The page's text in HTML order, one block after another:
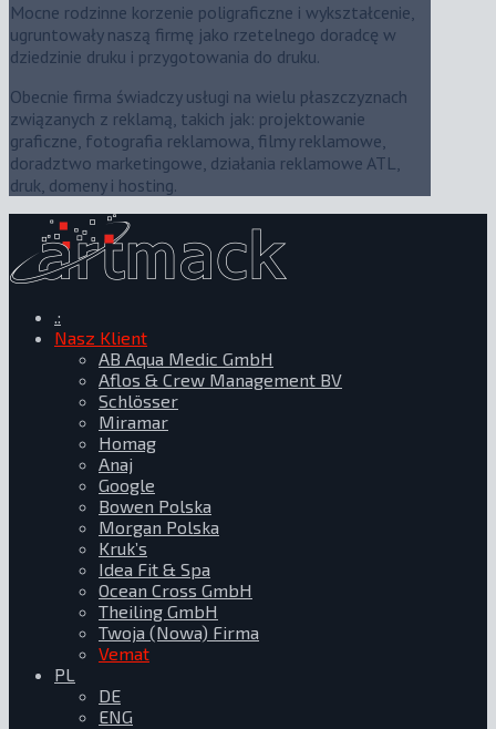
Mocne rodzinne korzenie poligraficzne i wykształcenie,
ugruntowały naszą firmę jako rzetelnego doradcę w
dziedzinie druku i przygotowania do druku.
Obecnie firma świadczy usługi na wielu płaszczyznach
związanych z reklamą, takich jak: projektowanie
graficzne, fotografia reklamowa, filmy reklamowe,
doradztwo marketingowe, działania reklamowe ATL,
druk, domeny i hosting.
.:
Nasz Klient
AB Aqua Medic GmbH
Aflos & Crew Management BV
Schlösser
Miramar
Homag
Anaj
Google
Bowen Polska
Morgan Polska
Kruk’s
Idea Fit & Spa
Ocean Cross GmbH
Theiling GmbH
Twoja (Nowa) Firma
Vemat
PL
DE
ENG